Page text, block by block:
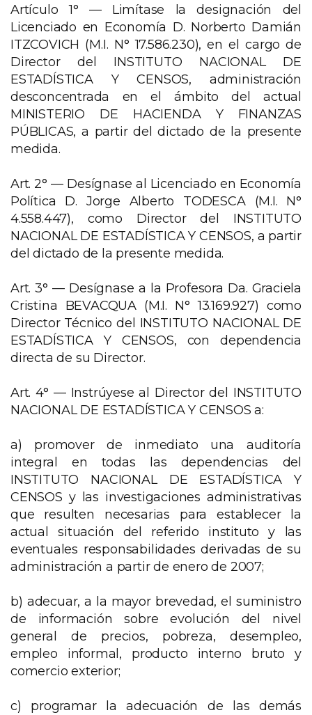
Artículo 1° —Limítase la designación del
Licenciado en Economía D. Norberto Damián
ITZCOVICH (M.I. N° 17.586.230), en el cargo de
Director del INSTITUTO NACIONAL DE
ESTADÍSTICA Y CENSOS, administración
desconcentrada en el ámbito del actual
MINISTERIO DE HACIENDA Y FINANZAS
PÚBLICAS, a partir del dictado de la presente
medida.
Art. 2° — Desígnase al Licenciado en Economía
Política D. Jorge Alberto TODESCA (M.I. N°
4.558.447), como Director del INSTITUTO
NACIONAL DE ESTADÍSTICA Y CENSOS, a partir
del dictado de la presente medida.
Art. 3° — Desígnase a la Profesora Da. Graciela
Cristina BEVACQUA (M.I. N° 13.169.927) como
Director Técnico del INSTITUTO NACIONAL DE
ESTADÍSTICA Y CENSOS, con dependencia
directa de su Director.
Art. 4° —Instrúyese al Director del INSTITUTO
NACIONAL DE ESTADÍSTICA Y CENSOS a:
a) promover de inmediato una auditoría
integral en todas las dependencias del
INSTITUTO NACIONAL DE ESTADÍSTICA Y
CENSOS y las investigaciones administrativas
que resulten necesarias para establecer la
actual situación del referido instituto y las
eventuales responsabilidades derivadas de su
administración a partir de enero de 2007;
b) adecuar, a la mayor brevedad, el suministro
de información sobre evolución del nivel
general de precios, pobreza, desempleo,
empleo informal, producto interno bruto y
comercio exterior;
c) programar la adecuación de las demás